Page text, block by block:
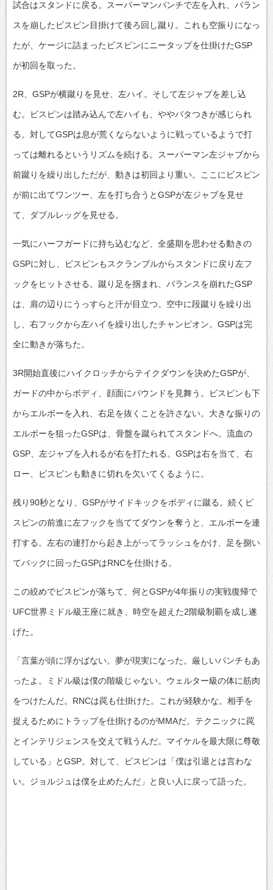
試合はスタンドに戻る。スーパーマンパンチで左を入れ、バラン
スを崩したビスピン目掛けて後ろ回し蹴り。これも空振りになっ
たが、ケージに詰まったビスピンにニータップを仕掛けたGSP
が初回を取った。
2R、GSPが横蹴りを見せ、左ハイ。そして左ジャブを差し込
む。ビスピンは踏み込んで左ハイも、ややバタつきが感じられ
る。対してGSPは息が荒くならないように戦っているようで打
っては離れるというリズムを続ける。スーパーマン左ジャブから
前蹴りを繰り出しただが、動きは初回より重い。ここにビスピン
が前に出てワンツー、左を打ち合うとGSPが左ジャブを見せ
て、ダブルレッグを見せる。
一気にハーフガードに持ち込むなど、全盛期を思わせる動きの
GSPに対し、ビスピンもスクランブルからスタンドに戻り左フ
ックをヒットさせる。蹴り足を掴まれ、バランスを崩れたGSP
は、肩の辺りにうっすらと汗が目立つ。空中に段蹴りを繰り出
し、右フックから左ハイを繰り出したチャンピオン。GSPは完
全に動きが落ちた。
3R開始直後にハイクロッチからテイクダウンを決めたGSPが、
ガードの中からボディ、顔面にパウンドを見舞う。ビスピンも下
からエルボーを入れ、右足を抜くことを許さない。大きな振りの
エルボーを狙ったGSPは、骨盤を蹴られてスタンドへ。流血の
GSP、左ジャブを入れるが右を打たれる。GSPは右を当て、右
ロー、ビスピンも動きに切れを欠いてくるように。
残り90秒となり、GSPがサイドキックをボディに蹴る。続くビ
スピンの前進に左フックを当ててダウンを奪うと、エルボーを連
打する。左右の連打から起き上がってラッシュをかけ、足を捌い
てバックに回ったGSPはRNCを仕掛ける。
この絞めでビスピンが落ちて、何とGSPが4年振りの実戦復帰で
UFC世界ミドル級王座に就き、時空を超えた2階級制覇を成し遂
げた。
「言葉が頭に浮かばない。夢が現実になった。厳しいパンチもあ
ったよ。ミドル級は僕の階級じゃない。ウェルター級の体に筋肉
をつけたんだ。RNCは罠も仕掛けた。これが経験かな。相手を
捉えるためにトラップを仕掛けるのがMMAだ。テクニックに罠
とインテリジェンスを交えて戦うんだ。マイケルを最大限に尊敬
している」とGSP。対して、ビスピンは「僕は引退とは言わな
い。ジョルジュは僕を止めたんだ」と良い人に戻って語った。